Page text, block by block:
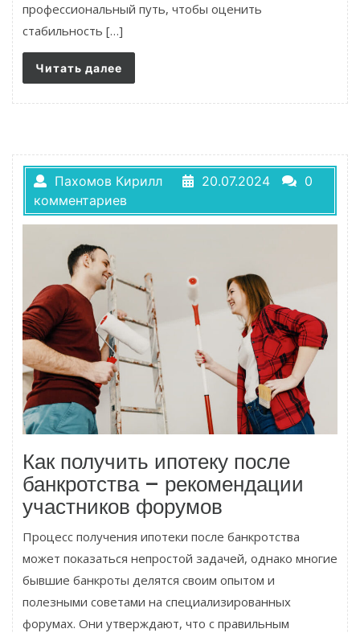
профессиональный путь, чтобы оценить
стабильность […]
Читать далее
Пахомов Кирилл 20.07.2024
0
комментариев
Как получить ипотеку после
банкротства – рекомендации
участников форумов
Процесс получения ипотеки после банкротства
может показаться непростой задачей, однако многие
бывшие банкроты делятся своим опытом и
полезными советами на специализированных
форумах. Они утверждают, что с правильным